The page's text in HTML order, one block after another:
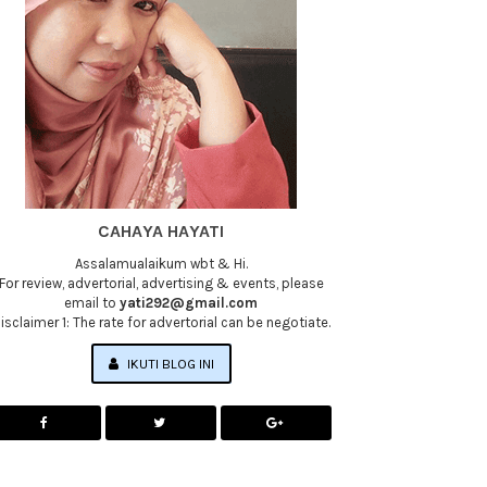
CAHAYA HAYATI
Assalamualaikum wbt & Hi.
review, advertorial, advertising & events, please
email toyati292@gmail.com
1: The rate for advertorial can be negotiate.
IKUTI BLOG INI